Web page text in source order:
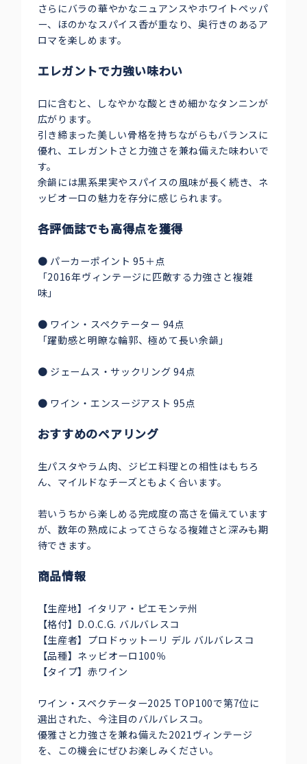
さらにバラの華やかなニュアンスやホワイトペッパ
ー、ほのかなスパイス香が重なり、奥行きのあるア
ロマを楽しめます。
エレガントで力強い味わい
口に含むと、しなやかな酸ときめ細かなタンニンが
広がります。
引き締まった美しい骨格を持ちながらもバランスに
優れ、エレガントさと力強さを兼ね備えた味わいで
す。
余韻には黒系果実やスパイスの風味が長く続き、ネ
ッビオーロの魅力を存分に感じられます。
各評価誌でも高得点を獲得
● パーカーポイント 95＋点
「2016年ヴィンテージに匹敵する力強さと複雑
味」
● ワイン・スペクテーター 94点
「躍動感と明瞭な輪郭、極めて長い余韻」
● ジェームス・サックリング 94点
● ワイン・エンスージアスト 95点
おすすめのペアリング
生パスタやラム肉、ジビエ料理との相性はもちろ
ん、マイルドなチーズともよく合います。
若いうちから楽しめる完成度の高さを備えています
が、数年の熟成によってさらなる複雑さと深みも期
待できます。
商品情報
【生産地】イタリア・ピエモンテ州
【格付】D.O.C.G. バルバレスコ
【生産者】プロドゥットーリ デル バルバレスコ
【品種】ネッビオーロ100％
【タイプ】赤ワイン
ワイン・スペクテーター2025 TOP100で第7位に
選出された、今注目のバルバレスコ。
優雅さと力強さを兼ね備えた2021ヴィンテージ
を、この機会にぜひお楽しみください。